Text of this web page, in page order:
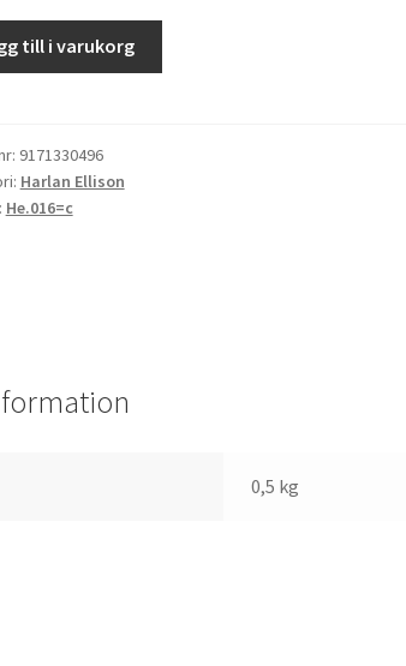
till i varukorg
9171330496
Harlan Ellison
He.016=c
0,5 kg